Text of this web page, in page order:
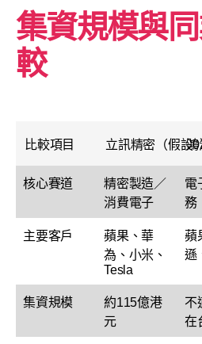
集資規模與
較
比較項目 立訊精密（假設鴻
核心賽道
精密製造／
消費電子
電
務
主要客戶
蘋果、華
為、小米、
Tesla
蘋
遜
集資規模
約115億港
元
不
在